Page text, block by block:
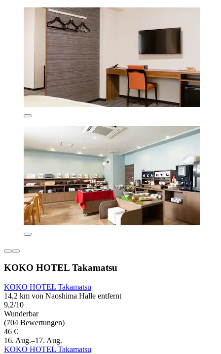
KOKO HOTEL Takamatsu
KOKO HOTEL Takamatsu
14,2 km von Naoshima Halle entfernt
9,2/10
Wunderbar
(704 Bewertungen)
46 €
16. Aug.–17. Aug.
KOKO HOTEL Takamatsu